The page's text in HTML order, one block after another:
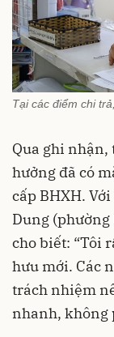
Tại các điểm chi
Qua ghi
hưởng đã có
cấp BHXH.
Dung (phường
cho biết: “Tôi
hưu mới. Các
trách nhiệm
nhanh, không